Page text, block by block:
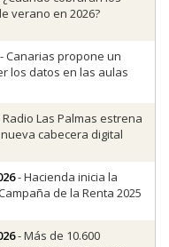
verano en 2026?
Canarias propone un
los datos en las aulas
Las Palmas estrena
cabecera digital
- Hacienda inicia la
de la Renta 2025
- Más de 10.600